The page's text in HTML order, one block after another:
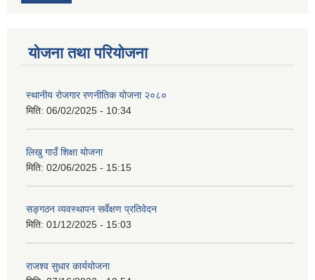
योजना तथा परियोजना
स्थानीय रोजगार रणनीतिक योजना २०८०
मिति: 06/02/2025 - 10:34
लिखु गाउँ शिक्षा योजना
मिति: 02/06/2025 - 15:15
सङ्गठन व्यवस्थापन सर्वेक्षण प्रतिवेदन
मिति: 01/12/2025 - 15:03
राजश्व सुधार कार्ययोजना